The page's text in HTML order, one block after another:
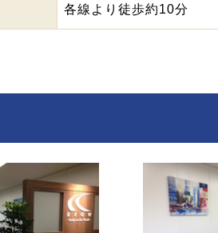
各線より徒歩約10分